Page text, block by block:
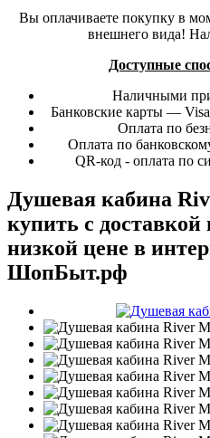
Вы оплачиваете покупку в
внешнего вида!
Доступные
Наличными
Банковские карты —
Оплата по
Оплата по
QR-код - оплата по
Душевая кабина
купить с
низкой цене в
ШопБыт.рф